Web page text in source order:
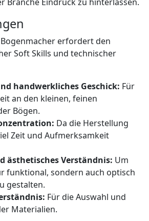
erfordert den
Soft Skills und technischer
handwerkliches Geschick: Für
an den kleinen, feinen
Bögen.
Da die Herstellung
Zeit und Aufmerksamkeit
ästhetisches Verständnis: Um
funktional, sondern auch optisch
gestalten.
Für die Auswahl und
Materialien.